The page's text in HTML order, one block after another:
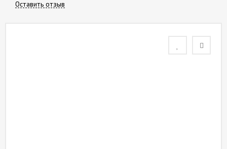
Доставка
Оставить отзыв